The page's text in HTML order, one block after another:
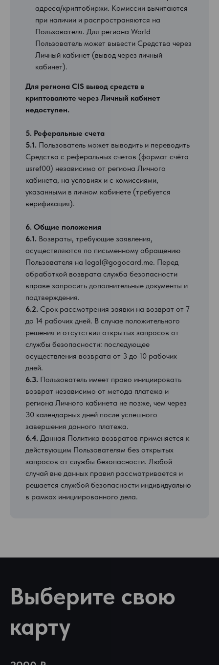
адреса/криптобиржи. Комиссии вычитаются
при наличии и распространяются на
Пользователя. Для региона World
Пользователь может вывести Средства через
Личный кабинет (вывод через личный
кабинет).
Для региона CIS вывод средств в
криптовалюте через Личный кабинет
недоступен.
5. Реферальные счета
5.1. Пользователь может выводить и переводить
Средства с реферальных счетов (формат счёта
usref00) независимо от региона Личного
кабинета, на условиях и с комиссиями,
указанными в личном кабинете (требуется
верификация).
6. Общие положения
6.1. Возвраты, требующие заявления,
осуществляются по письменному обращению
Пользователя на legal@gogocard.me. Перед
обработкой возврата служба безопасности
вправе запросить дополнительные документы и
подтверждения.
6.2. Срок рассмотрения заявки на возврат от 7
до 14 рабочих дней. В случае положительного
решения и отсутствия открытых запросов от
службы безопасности: последующее
осуществления возврата от 3 до 10 рабочих
дней.
6.3. Пользователь имеет право инициировать
возврат независимо от метода платежа и
региона Личного кабинета не позже, чем через
30 календарных дней после успешного
завершения данного платежа.
6.4. Данная Политика возвратов применяется к
действующим Пользователям без открытых
запросов от службы безопасности. Любой
случай вне данных правил рассматривается и
решается службой безопасности индивидуально
в рамках инициированного дела.
Выберите свою
карту